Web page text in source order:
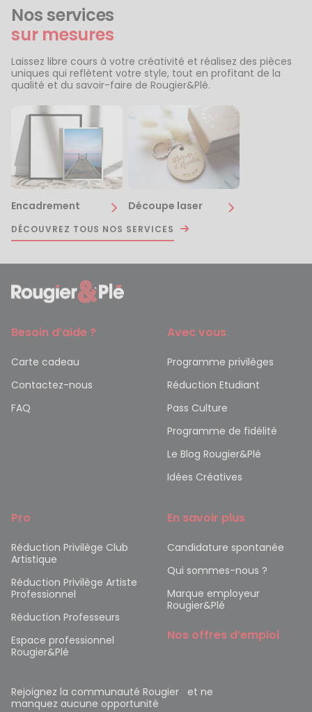
Nos services
sur mesures
Laissez libre cours à votre créativité et réalisez des pièces
uniques qui reflètent votre style, tout en profitant de la
qualité et du savoir-faire de Rougier&Plé.
Encadrement Découpe laser
DÉCOUVREZ TOUS NOS SERVICES
Besoin d’aide ?
Carte cadeau
Contactez-nous
FAQ
Avec vous
Programme privilèges
Réduction Etudiant
Pass Culture
Programme de fidélité
Le Blog Rougier&Plé
Idées Créatives
Pro
Réduction Privilège Club
Artistique
Réduction Privilège Artiste
Professionnel
Réduction Professeurs
Espace professionnel
Rougier&Plé
En savoir plus
Candidature spontanée
Qui sommes-nous ?
Marque employeur
Rougier&Plé
Nos offres d’emploi
Rejoignez la communauté Rougier et ne
manquez aucune opportunité